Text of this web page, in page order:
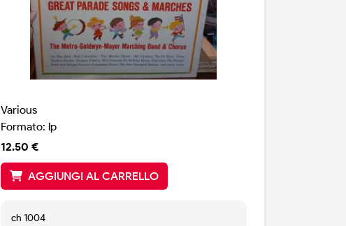
Various
Formato: lp
12.50 €
AGGIUNGI AL CARRELLO
ch 1004